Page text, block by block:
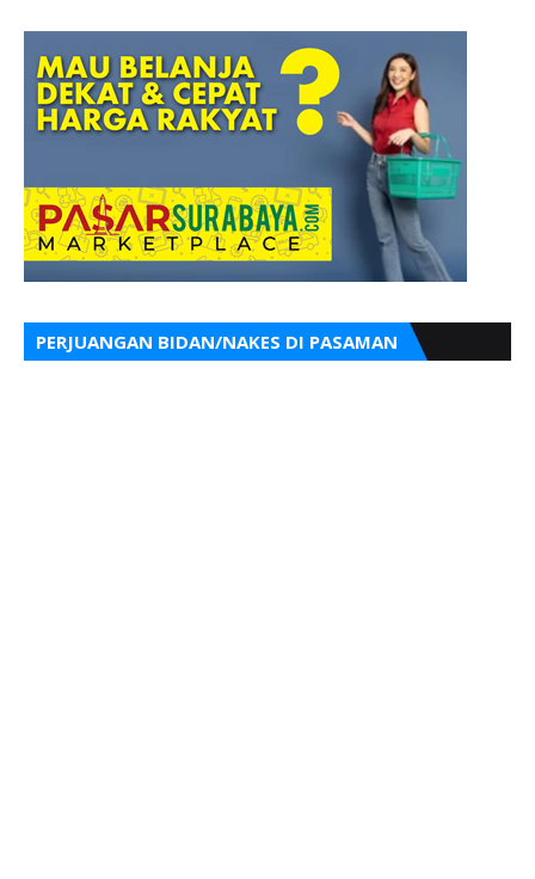
PERJUANGAN BIDAN/NAKES DI PASAMAN